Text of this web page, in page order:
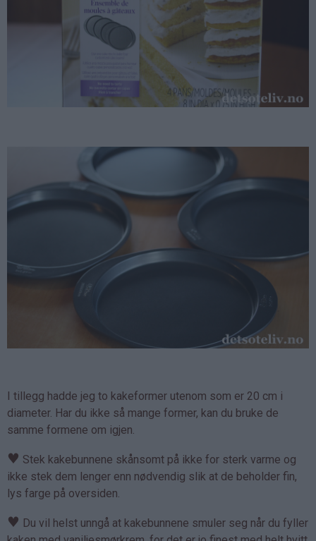
I tillegg hadde jeg to kakeformer utenom som er 20 cm i
diameter. Har du ikke så mange former, kan du bruke de
samme formene om igjen.
♥ Stek kakebunnene skånsomt på ikke for sterk varme og
ikke stek dem lenger enn nødvendig slik at de beholder fin,
lys farge på oversiden.
♥ Du vil helst unngå at kakebunnene smuler seg når du fyller